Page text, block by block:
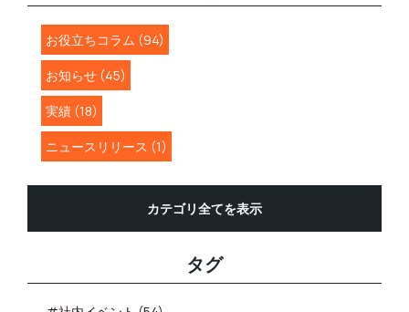
お役立ちコラム (94)
お知らせ (45)
実績 (18)
ニュースリリース (1)
カテゴリ全てを表示
タグ